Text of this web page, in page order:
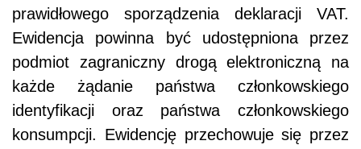
prawidłowego sporządzenia deklaracji VAT.
Ewidencja powinna być udostępniona przez
podmiot zagraniczny drogą elektroniczną na
każde żądanie państwa członkowskiego
identyfikacji oraz państwa członkowskiego
konsumpcji. Ewidencję przechowuje się przez